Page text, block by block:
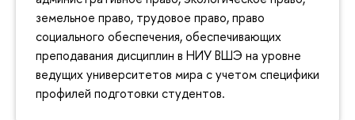
земельное право, трудовое право, право
социального обеспечения, обеспечивающих
преподавания дисциплин в НИУ ВШЭ на уровне
ведущих университетов мира с учетом специфики
профилей подготовки студентов.